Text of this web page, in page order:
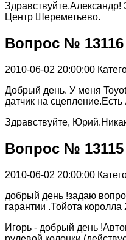
Центр Шереметьево.
Вопрос № 13116
2010-06-02 20:00:00
Добрый день. У меня
датчик на
Здравствуйте,
Вопрос № 13115
2010-06-02 20:00:00
добрый день !задаю
гарантии .Тойота
Игорь - добрый день